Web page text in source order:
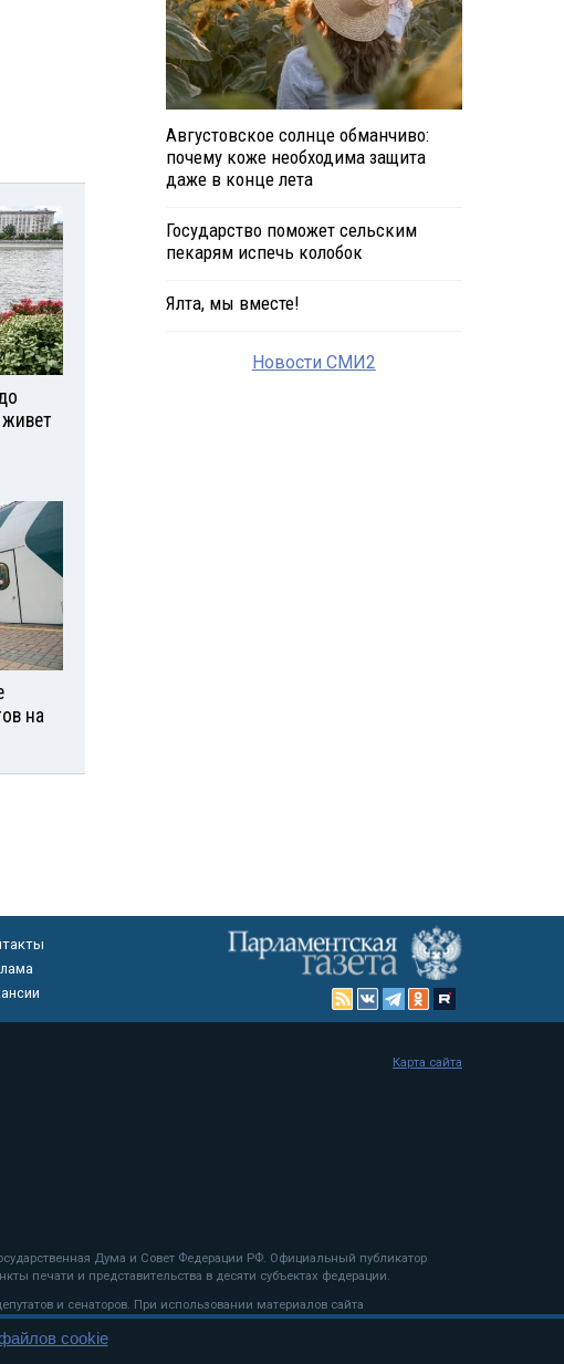
живет
на
Августовское солнце обманчиво:
почему коже необходима защита
даже в конце лета
Государство поможет сельским
пекарям испечь колобок
Ялта, мы вместе!
Новости СМИ2
Дума и Совет Федерации РФ. Официальный публикатор
печати и представительства в десяти субъектах федерации.
и сенаторов. При использовании материалов сайта
Карта сайта
cookie